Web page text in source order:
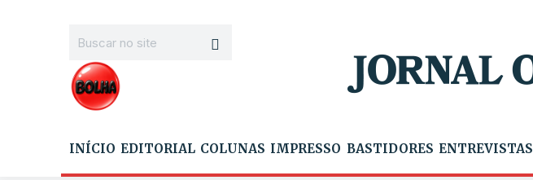
INÍCIO EDITORIAL COLUNAS IMPRESSO BASTIDORES ENTREVISTAS